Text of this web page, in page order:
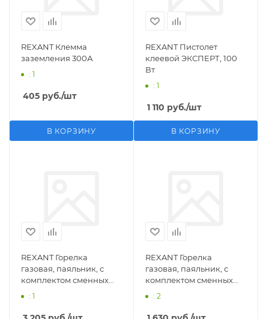
REXANT Клемма
заземления 300А
: 1
405 руб./шт
В КОРЗИНУ
REXANT Пистолет
клеевой ЭКСПЕРТ, 100
Вт
: 1
1 110 руб./шт
В КОРЗИНУ
REXANT Горелка
газовая, паяльник, с
комплектом сменных
насадок, 11 предметов
: 1
REXANT Горелка
газовая, паяльник, с
комплектом сменных
насадок, 3 предмета
: 2